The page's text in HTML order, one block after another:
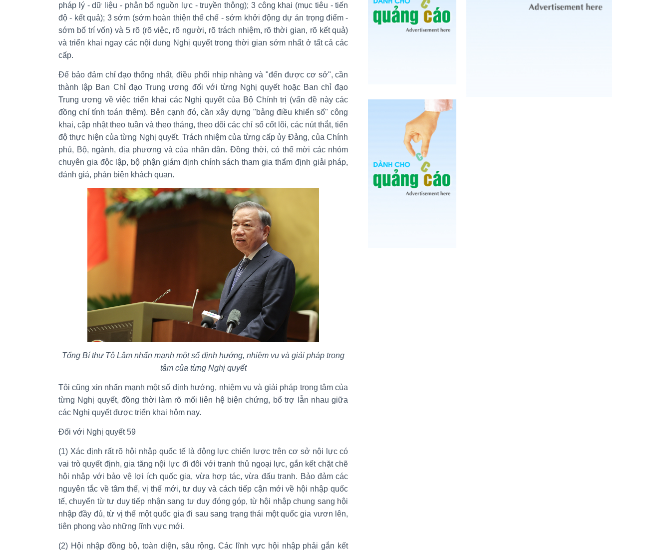
pháp lý - dữ liệu - phân bổ nguồn lực - truyền thông); 3 công khai (mục tiêu - tiến
độ - kết quả); 3 sớm (sớm hoàn thiện thể chế - sớm khởi động dự án trọng điểm -
sớm bố trí vốn) và 5 rõ (rõ việc, rõ người, rõ trách nhiệm, rõ thời gian, rõ kết quả)
và triển khai ngay các nội dung Nghị quyết trong thời gian sớm nhất ở tất cả các
cấp.
Để bảo đảm chỉ đạo thống nhất, điều phối nhịp nhàng và "đến được cơ sở", cần
thành lập Ban Chỉ đạo Trung ương đối với từng Nghị quyết hoặc Ban chỉ đạo
Trung ương về việc triển khai các Nghị quyết của Bộ Chính trị (vấn đề này các
đồng chí tính toán thêm). Bên cạnh đó, cần xây dựng "bảng điều khiển số" công
khai, cập nhật theo tuần và theo tháng, theo dõi các chỉ số cốt lõi, các nút thắt, tiến
độ thực hiện của từng Nghị quyết. Trách nhiệm của từng cấp ủy Đảng, của Chính
phủ, Bộ, ngành, địa phương và của nhân dân. Đồng thời, có thể mời các nhóm
chuyên gia độc lập, bộ phận giám định chính sách tham gia thẩm định giải pháp,
đánh giá, phản biện khách quan.
Tổng Bí thư Tô Lâm nhấn mạnh một số định hướng, nhiệm vụ và giải pháp trọng
tâm của từng Nghị quyết
Tôi cũng xin nhấn mạnh một số định hướng, nhiệm vụ và giải pháp trọng tâm của
từng Nghị quyết, đồng thời làm rõ mối liên hệ biện chứng, bổ trợ lẫn nhau giữa
các Nghị quyết được triển khai hôm nay.
Đối với Nghị quyết 59
(1) Xác định rất rõ hội nhập quốc tế là động lực chiến lược trên cơ sở nội lực có
vai trò quyết định, gia tăng nội lực đi đôi với tranh thủ ngoại lực, gắn kết chặt chẽ
hội nhập với bảo vệ lợi ích quốc gia, vừa hợp tác, vừa đấu tranh. Bảo đảm các
nguyên tắc về tâm thế, vị thế mới, tư duy và cách tiếp cận mới về hội nhập quốc
tế, chuyển từ tư duy tiếp nhận sang tư duy đóng góp, từ hội nhập chung sang hội
nhập đầy đủ, từ vị thế một quốc gia đi sau sang trạng thái một quốc gia vươn lên,
tiên phong vào những lĩnh vực mới.
(2) Hội nhập đồng bộ, toàn diện, sâu rộng. Các lĩnh vực hội nhập phải gắn kết